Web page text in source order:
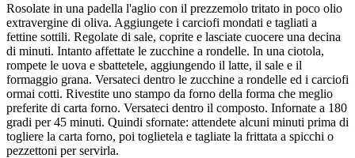
Rosolate in una padella l'aglio con il prezzemolo tritato in poco olio
extravergine di oliva. Aggiungete i carciofi mondati e tagliati a
fettine sottili. Regolate di sale, coprite e lasciate cuocere una decina
di minuti. Intanto affettate le zucchine a rondelle. In una ciotola,
rompete le uova e sbattetele, aggiungendo il latte, il sale e il
formaggio grana. Versateci dentro le zucchine a rondelle ed i carciofi
ormai cotti. Rivestite uno stampo da forno della forma che meglio
preferite di carta forno. Versateci dentro il composto. Infornate a 180
gradi per 45 minuti. Quindi sfornate: attendete alcuni minuti prima di
togliere la carta forno, poi toglietela e tagliate la frittata a spicchi o
pezzettoni per servirla.